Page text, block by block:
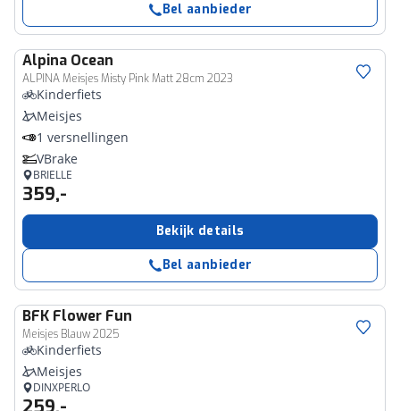
Bel aanbieder
Alpina Ocean
ALPINA Meisjes Misty Pink Matt 28cm 2023
Kinderfiets
Meisjes
1 versnellingen
VBrake
BRIELLE
359,-
Bekijk details
Bel aanbieder
BFK Flower Fun
Meisjes Blauw 2025
Kinderfiets
Meisjes
DINXPERLO